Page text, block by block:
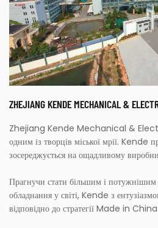
ZHEJIANG KENDE MECHANICAL &
Zhejiang Kende Mechanical &
одним із творців міської мрії. Kende
зосереджується на ощадливому
Прагнучи стати більшим і
обладнання у світі, Kende з
відповідно до стратегії Made in